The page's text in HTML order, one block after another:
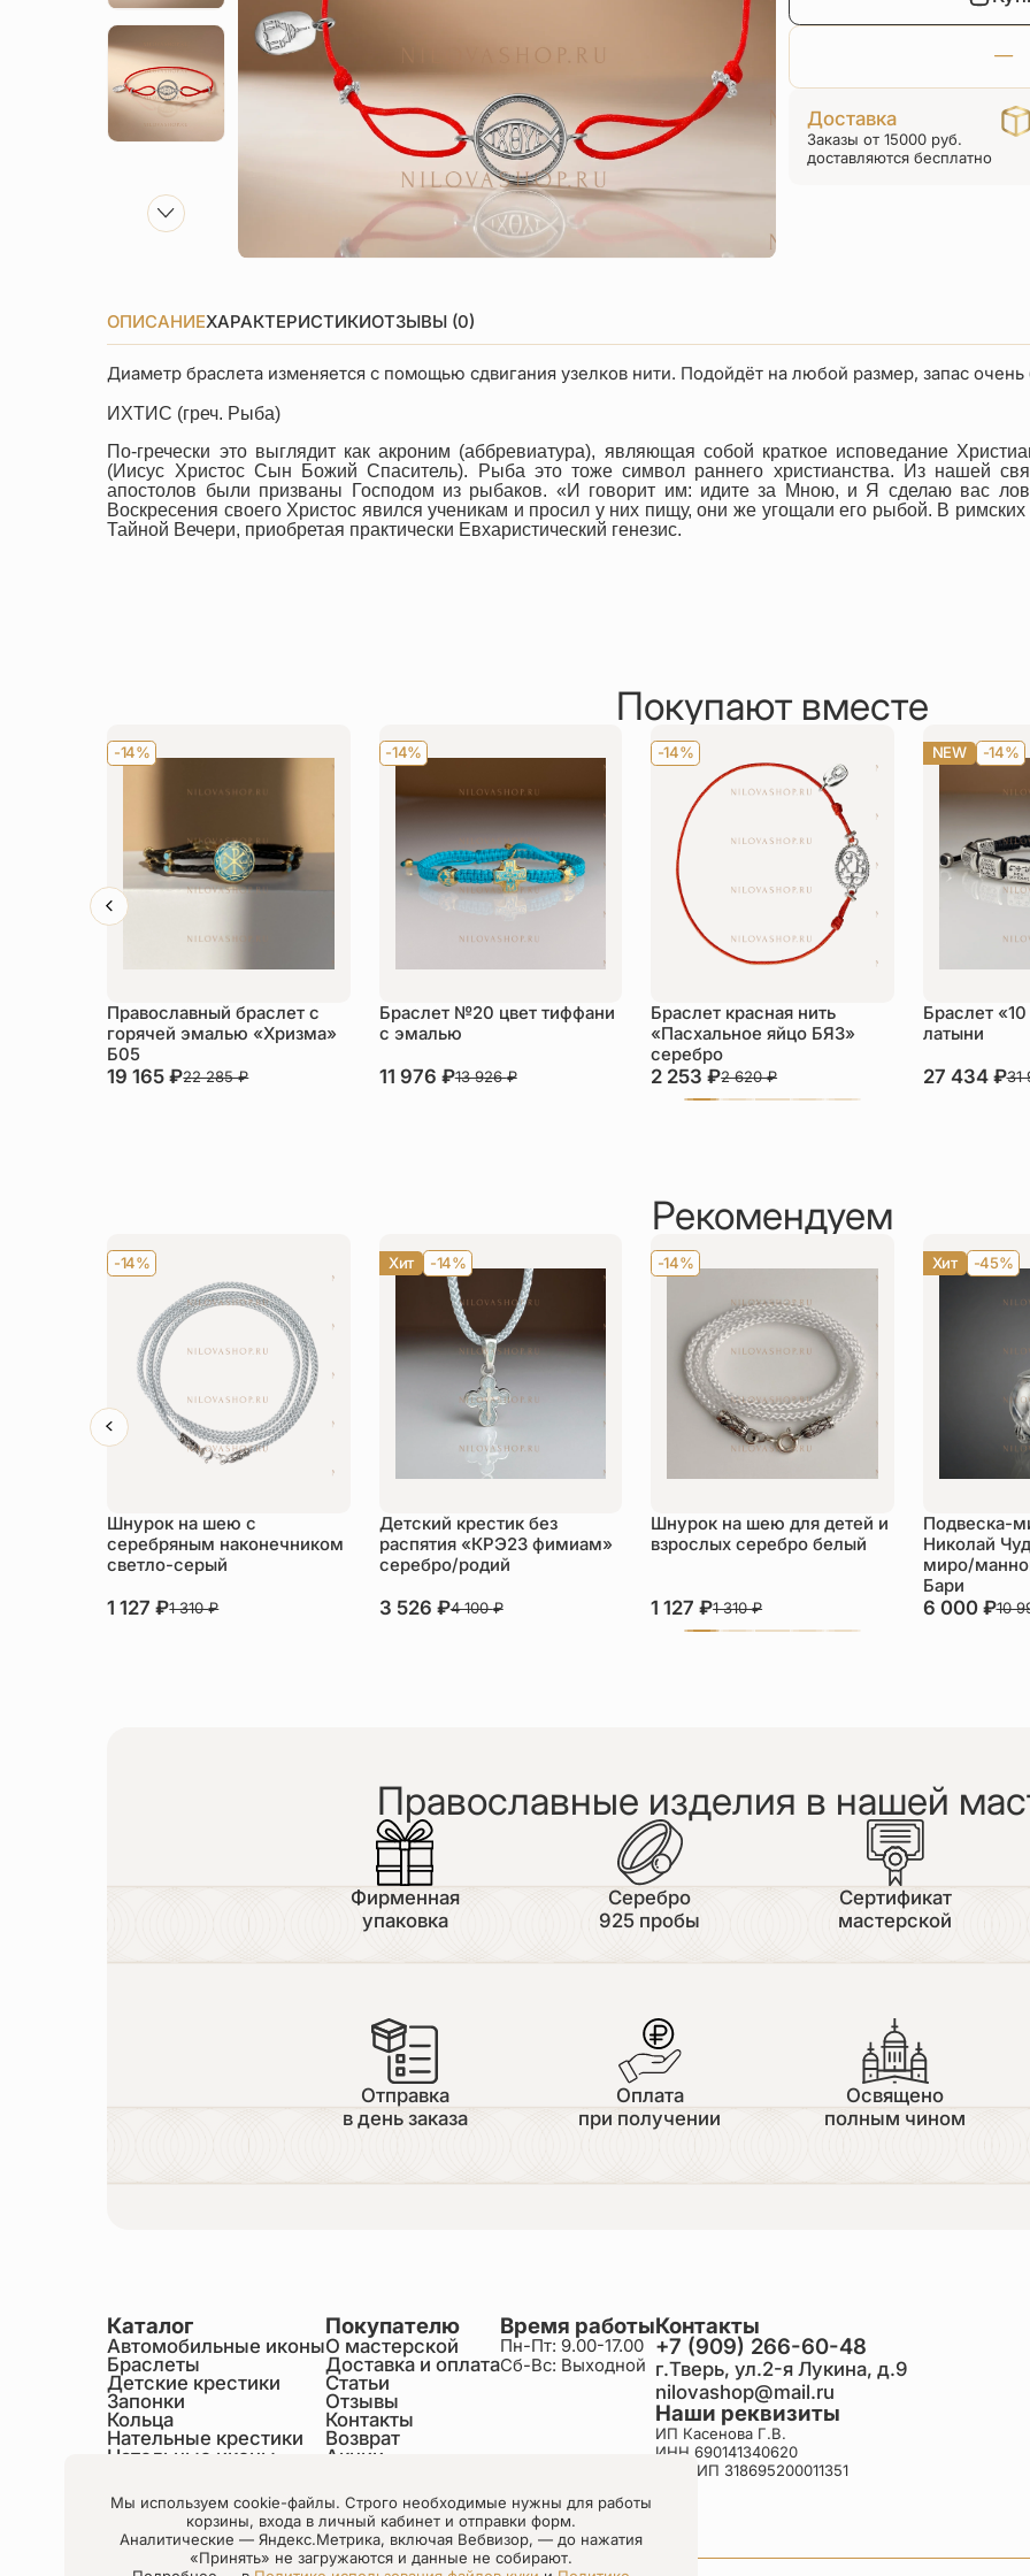
Доставка
Заказы от 15000 руб.
доставляются бесплатно
ОПИСАНИЕХАРАКТЕРИСТИКИОТЗЫВЫ (0)
Диаметр браслета изменяется с помощью сдвигания узелков нити. Подойдёт на любой размер, запас
ИХТИС (греч. Рыба)
По-гречески это выглядит как акроним (аббревиатура), являющая собой краткое исповедание
(Иисус Христос Сын Божий Спаситель). Рыба это тоже символ раннего христианства. Из нашей
апостолов были призваны Господом из рыбаков. «И говорит им: идите за Мною, и Я сделаю вас
Воскресения своего Христос явился ученикам и просил у них пищу, они же угощали его рыбой. В
Тайной Вечери, приобретая практически Евхаристический генезис.
Покупают вместе
-14%
Православный браслет с
горячей эмалью «Хризма»
Б05
19 165₽22 285₽
-14%
Браслет №20 цвет тиффани
с эмалью
11 976 ₽13 926₽
-14%
Браслет красная нить
«Пасхальное яйцо БЯ3»
серебро
2 253₽2 620₽
NEW -14%
Браслет
латыни
27 434 ₽31
Рекомендуем
-14%
Шнурок на шею с
серебряным наконечником
светло-серый
1 127₽1 310₽
Хит -14%
Детский крестик без
распятия «КРЭ23 фимиам»
серебро/родий
3 526 ₽4 100₽
-14%
Шнурок на шею для детей и
взрослых серебро белый
1 127₽1 310₽
Хит -45%
Подвеска-
Николай
миро/
Бари
6 000 ₽10
Православные изделия в нашей
Фирменная
упаковка
Серебро
925 пробы
Сертификат
мастерской
Отправка
в день заказа
Оплата
при получении
Освящено
полным чином
Каталог
Автомобильные иконы
Браслеты
Детские крестики
Запонки
Кольца
Нательные крестики
Нательные иконы
Образки именные
Статуэтки святых
Шнурки на шею
Чётки
Покупателю
О мастерской
Доставка и оплата
Статьи
Отзывы
Контакты
Возврат
Акции
Время работы
Пн-Пт: 9.00-17.00
Сб-Вс: Выходной
Контакты
+7 (909) 266-60-48
г.Тверь, ул.2-я Лукина, д.9
nilovashop@mail.ru
Наши реквизиты
ИП Касенова Г.В.
ИНН 690141340620
ОГРНИП 318695200011351
Мы используем cookie-файлы. Строго необходимые нужны для работы
корзины, входа в личный кабинет и отправки форм.
Аналитические — Яндекс.Метрика, включая Вебвизор, — до нажатия
«Принять» не загружаются и данные не собирают.